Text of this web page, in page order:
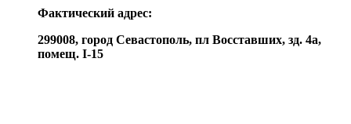
Фактический адрес:
299008, город Севастополь, пл Восставших, зд. 4а,
помещ. I-15